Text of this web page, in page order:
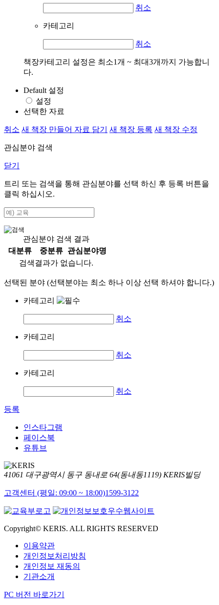
취소
카테고리
취소
책장카테고리 설정은 최소1개 ~ 최대3개까지 가능합니
다.
Default 설정
설정
선택한 자료
취소 새 책장 만들어 자료 담기 새 책장 등록 새 책장 수정
관심분야 검색
닫기
트리 또는 검색을 통해 관심분야를 선택 하신 후 등록 버튼을
클릭 하십시오.
관심분야 검색 결과
대분류
중분류
관심분야명
검색결과가 없습니다.
선택된 분야 (선택분야는 최소 하나 이상 선택 하셔야 합니다.)
카테고리
취소
카테고리
취소
카테고리
취소
등록
인스타그램
페이스북
유튜브
41061 대구광역시 동구 동내로 64(동내동1119) KERIS빌딩
고객센터 (평일: 09:00 ~ 18:00)1599-3122
Copyright© KERIS. ALL RIGHTS RESERVED
이용약관
개인정보처리방침
개인정보 재동의
기관소개
PC 버전 바로가기